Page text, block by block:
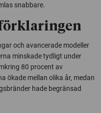
snabbare.
och avancerade modeller
minskade tydligt under
80 procent av
ökade mellan olika år, medan
hade begränsad